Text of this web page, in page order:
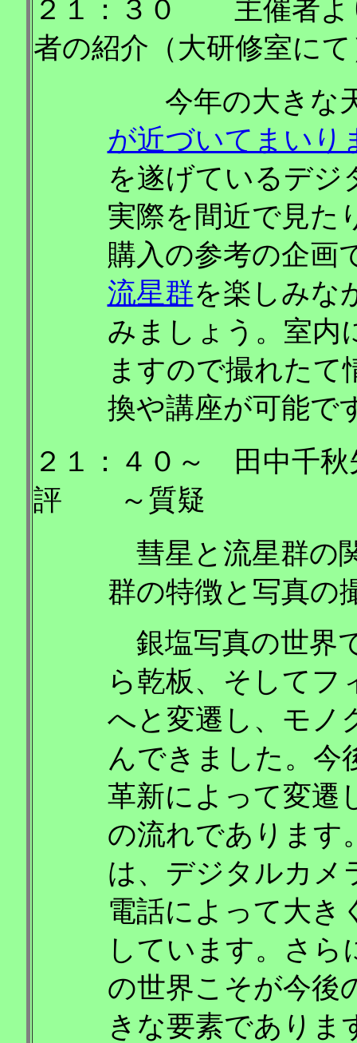
２１：３０ 主催者よ
者の紹介（大研修室に
今年の大きな
が近づいてまいり
を遂げているデジ
実際を間近で見た
購入の参考の企画
流星群を楽しみな
みましょう。室内
ますので撮れたて
換や講座が可能で
２１：４０～ 田中千
評 ～質疑
彗星と流星群の
群の特徴と写真の
銀塩写真の世界
ら乾板、そしてフ
へと変遷し、モノ
んできました。今
革新によって変遷
の流れであります
は、デジタルカメ
電話によって大き
しています。さら
の世界こそが今後
きな要素でありま